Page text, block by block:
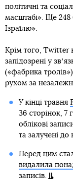
політичні та
масштабі». Ще 248
Ізраїлю».
Крім того, Twitter
запідозрені у
(«фабрика
рухом за
У кінці травня
36 сторінок, 7
облікові
та залучені до
Перед цим
видалила
записів.